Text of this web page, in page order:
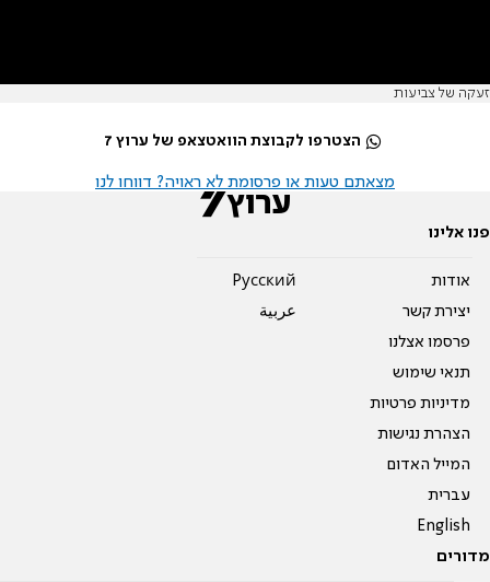
זעקה של צביעות
הצטרפו לקבוצת הוואטצאפ של ערוץ 7
מצאתם טעות או פרסומת לא ראויה? דווחו לנו
פנו אלינו
אודות
יצירת קשר
פרסמו אצלנו
תנאי שימוש
מדיניות פרטיות
הצהרת נגישות
המייל האדום
עברית
English
Pусский
عربية
מדורים